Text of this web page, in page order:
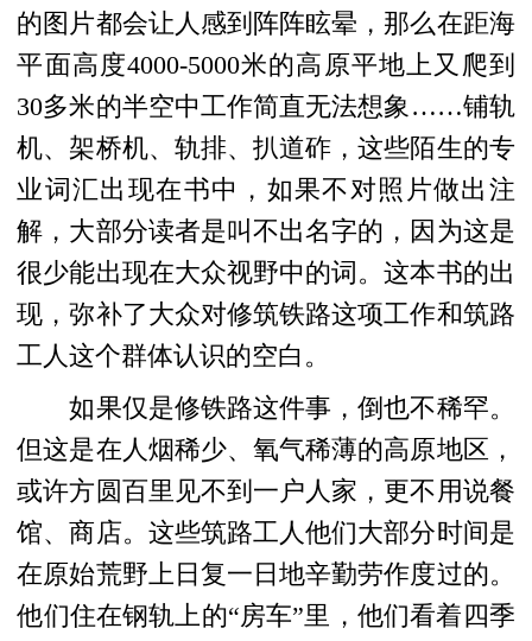
的图片都会让人感到阵阵眩晕，那么在距海
平面高度4000-5000米的高原平地上又爬到
30多米的半空中工作简直无法想象 ……铺轨
机、架桥机、轨排、扒道砟，这些陌生的专
业词汇出现在书中，如果不对照片做出注
解，大部分读者是叫不出名字的，因为这是
很少能出现在大众视野中的词。这本书的出
现，弥补了大众对修筑铁路这项工作和筑路
工人这个群体认识的空白。
如果仅是修铁路这件事，倒也不稀罕。
但这是在人烟稀少、氧气稀薄的高原地区，
或许方圆百里见不到一户人家，更不用说餐
馆、商店。这些筑路工人他们大部分时间是
在原始荒野上日复一日地辛勤劳作度过的。
他们住在钢轨上的“房车”里，他们看着四季